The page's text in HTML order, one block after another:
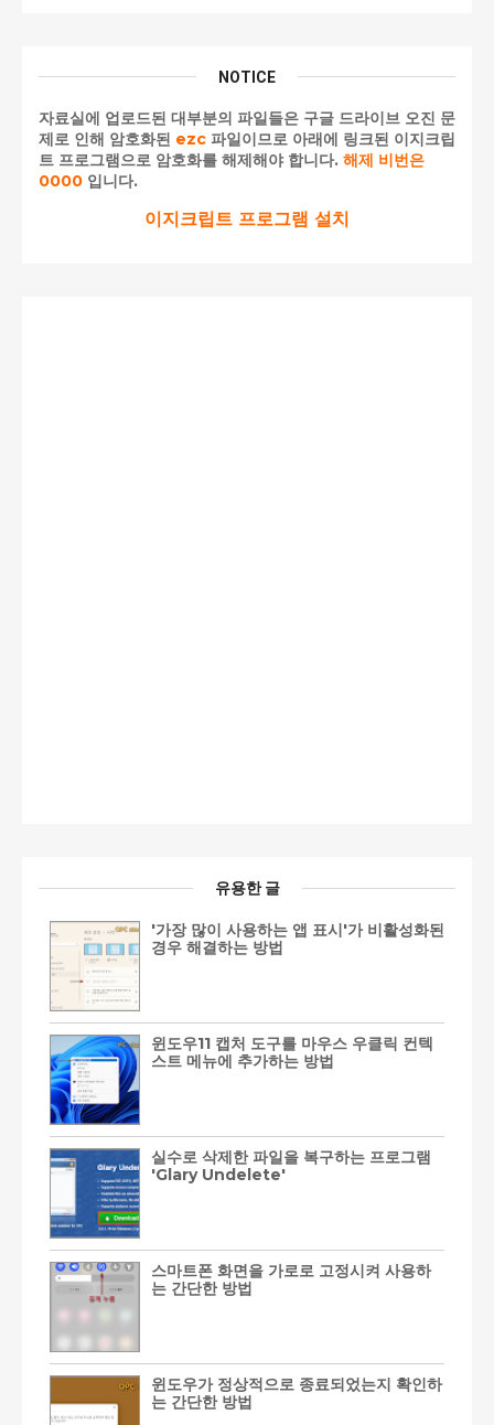
NOTICE
자료실에 업로드된 대부분의 파일들은 구글 드라이브 오진 문
제로 인해 암호화된 ezc 파일이므로 아래에 링크된 이지크립
트 프로그램으로 암호화를 해제해야 합니다. 해제 비번은
0000 입니다.
이지크립트 프로그램 설치
유용한 글
'가장 많이 사용하는 앱 표시'가 비활성화된
경우 해결하는 방법
윈도우11 캡처 도구를 마우스 우클릭 컨텍
스트 메뉴에 추가하는 방법
실수로 삭제한 파일을 복구하는 프로그램
'Glary Undelete'
스마트폰 화면을 가로로 고정시켜 사용하
는 간단한 방법
윈도우가 정상적으로 종료되었는지 확인하
는 간단한 방법